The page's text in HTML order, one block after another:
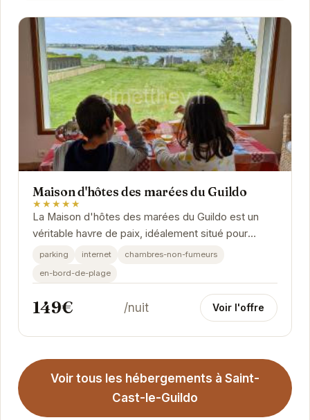
Maison d'hôtes des marées du Guildo
★★★★★
La Maison d'hôtes des marées du Guildo est un
véritable havre de paix, idéalement situé pour
profiter des plaisirs de la mer. Ses chambres...
parking internet
chambres-non-fumeurs
en-bord-de-plage
149€ /nuit Voir l'offre
Voir tous les hébergements à Saint-
Cast-le-Guildo